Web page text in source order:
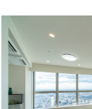
介営業）」
ンのデザイ
営業）」で